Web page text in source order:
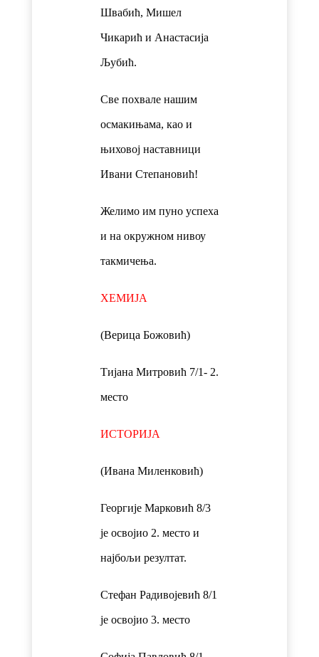
Швабић, Мишел
Чикарић и Анастасија
Љубић.
Све похвале нашим
осмакињама, као и
њиховој наставници
Ивани Степановић!
Желимо им пуно успеха
и на окружном нивоу
такмичења.
ХЕМИЈА
(Верица Божовић)
Тијана Митровић 7/1- 2.
место
ИСТОРИЈА
(Ивана Миленковић)
Георгије Марковић 8/3
је освојио 2. место и
најбољи резултат.
Стефан Радивојевић 8/1
је освојио 3. место